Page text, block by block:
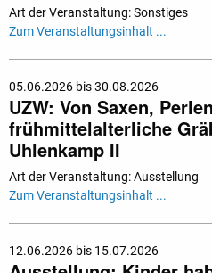
Art der Veranstaltung: Sonstiges
Zum Veranstaltungsinhalt ...
05.06.2026 bis 30.08.2026
UZW: Von Saxen,
frühmittelalterliche
Uhlenkamp II
Art der Veranstaltung: Ausstellung
Zum Veranstaltungsinhalt ...
12.06.2026 bis 15.07.2026